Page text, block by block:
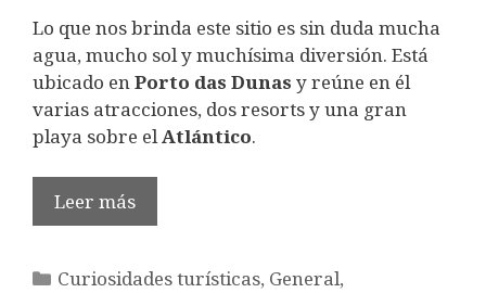
Lo que nos brinda este sitio es sin duda mucha
agua, mucho sol y muchísima diversión. Está
ubicado en Porto das Dunas y reúne en él
varias atracciones, dos resorts y una gran
playa sobre el Atlántico.
Leer más
Categorías
Curiosidades turísticas, General,